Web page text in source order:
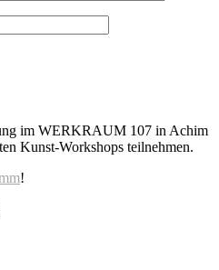
im WERKRAUM 107 in Achim
Kunst-Workshops teilnehmen.
!